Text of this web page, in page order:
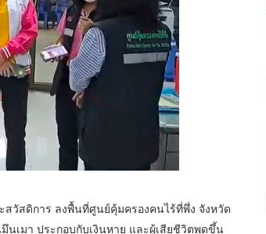
วัสดิการ ลงพื้นที่ศูนย์คุ้มครองคนไร้ที่พึ่ง จังหวัด
นเมา ประกอบกับเงินหาย และผู้เสียชีวิตพูดขึ้น